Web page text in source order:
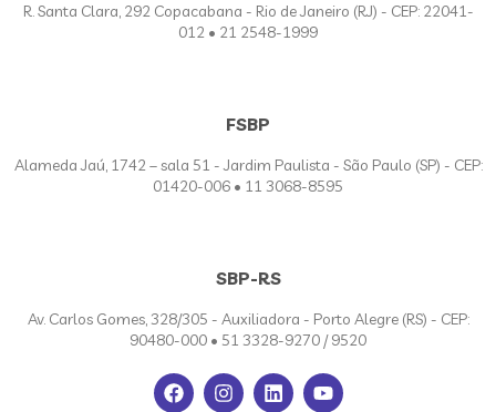
R. Santa Clara, 292 Copacabana - Rio de Janeiro (RJ) - CEP: 22041-
012 • 21 2548-1999
FSBP
Alameda Jaú, 1742 – sala 51 - Jardim Paulista - São Paulo (SP) - CEP:
01420-006 • 11 3068-8595
SBP-RS
Av. Carlos Gomes, 328/305 - Auxiliadora - Porto Alegre (RS) - CEP:
90480-000 • 51 3328-9270 / 9520